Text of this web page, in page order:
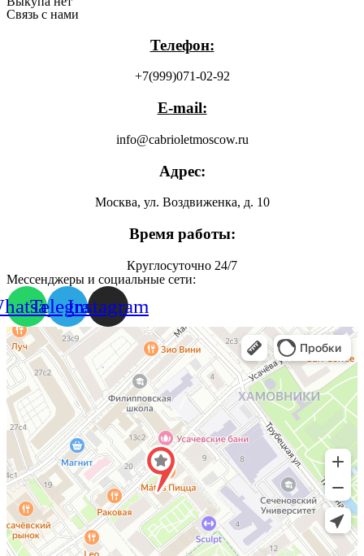
Связь с нами
Телефон:
+7(999)071-02-92
E-mail:
info@cabrioletmoscow.ru
Адрес:
Москва, ул. Воздвиженка, д. 10
Время работы:
Круглосуточно 24/7
Мессенджеры и социальные сети:
TelegramInstagram